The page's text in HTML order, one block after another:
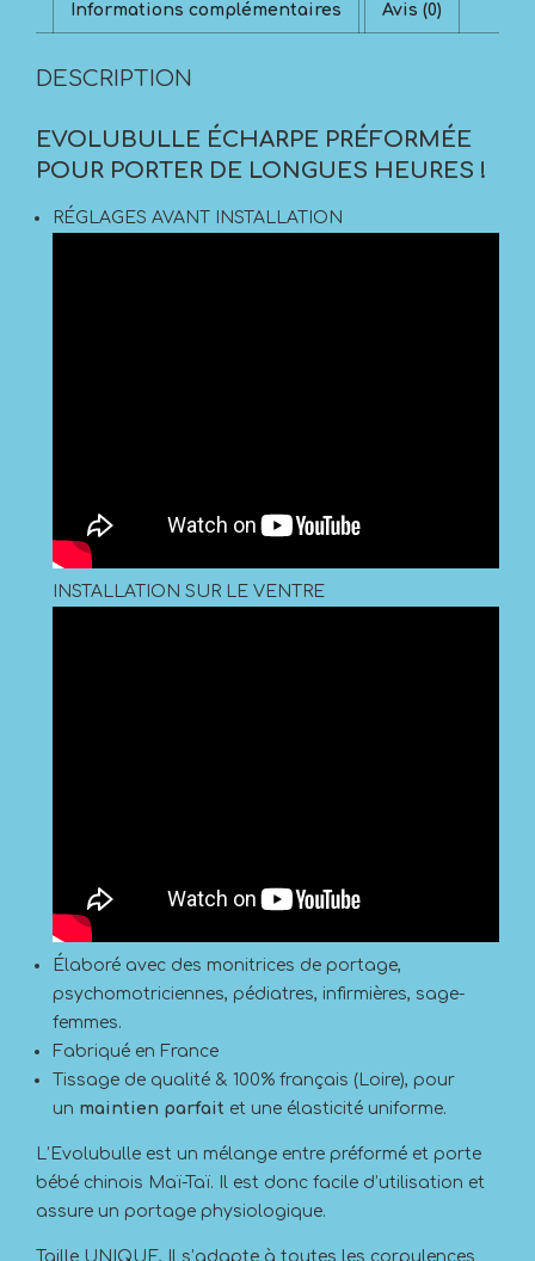
Informations complémentaires Avis (0)
DESCRIPTION
EVOLUBULLE ÉCHARPE PRÉFORMÉE
POUR PORTER DE LONGUES HEURES !
RÉGLAGES AVANT INSTALLATION
INSTALLATION SUR LE VENTRE
Élaboré avec des monitrices de portage,
psychomotriciennes, pédiatres, infirmières, sage-
femmes.
Fabriqué en France
Tissage de qualité & 100% français (Loire), pour
un maintien parfait et une élasticité uniforme.
L’Evolubulle est un mélange entre préformé et porte
bébé chinois Maï-Taï. Il est donc facile d’utilisation et
assure un portage physiologique.
Taille UNIQUE, Il s’adapte à toutes les corpulences